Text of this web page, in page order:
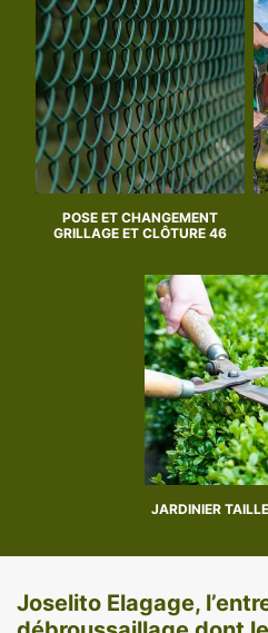
POSE ET CHANGEMENT
GRILLAGE ET CLÔTURE 46
JARDINIER
Joselito Elagage,